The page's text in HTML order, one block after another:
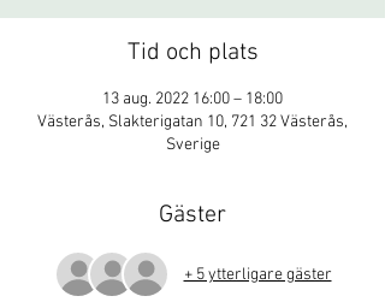
Tid och plats
13 aug. 2022 16:00 – 18:00
Västerås, Slakterigatan 10, 721 32 Västerås,
Sverige
Gäster
+ 5 ytterligare gäster